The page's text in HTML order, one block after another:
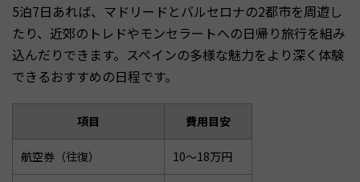
5泊7日あれば、マドリードとバルセロナの2都市を周遊し
たり、近郊のトレドやモンセラートへの日帰り旅行を組み
込んだりできます。スペインの多様な魅力をより深く体験
できるおすすめの日程です。
項目 費用目安
航空券（往復） 10〜18万円